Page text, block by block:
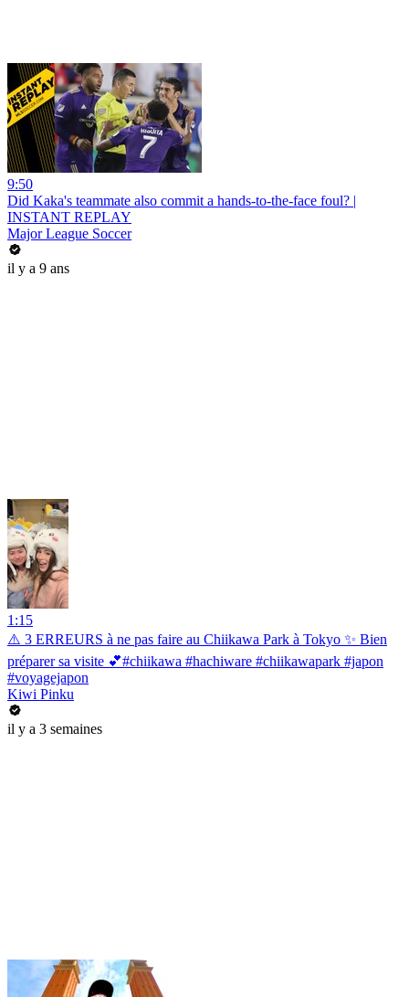
9:50
Did Kaka's teammate also commit a hands-to-the-face foul? |
INSTANT REPLAY
Major League Soccer
il y a 9 ans
1:15
⚠️ 3 ERREURS à ne pas faire au Chiikawa Park à Tokyo ✨ Bien
préparer sa visite 💕#chiikawa #hachiware #chiikawapark #japon
#voyagejapon
Kiwi Pinku
il y a 3 semaines